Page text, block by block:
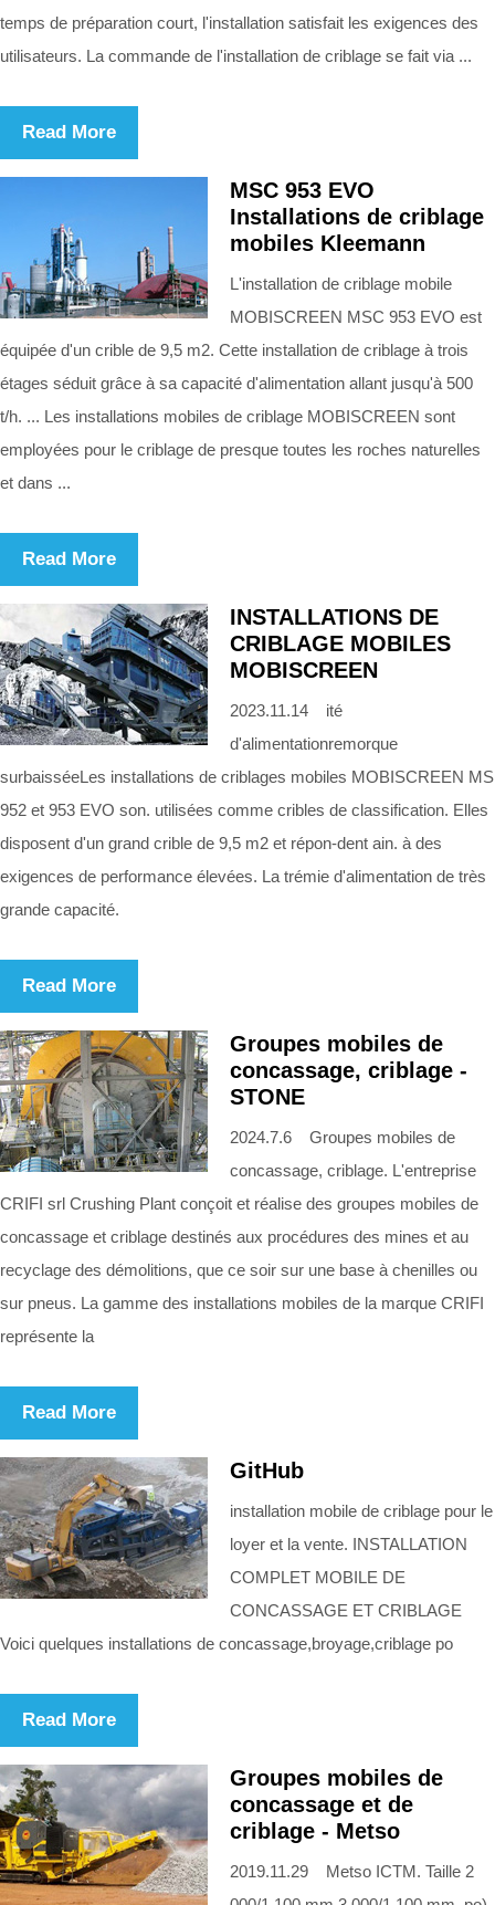
temps de préparation court, l'installation satisfait les exigences des
utilisateurs. La commande de l'installation de criblage se fait via ...
Read More
MSC 953 EVO
Installations de criblage
mobiles Kleemann
L'installation de criblage mobile
MOBISCREEN MSC 953 EVO est
équipée d'un crible de 9,5 m2. Cette installation de criblage à trois
étages séduit grâce à sa capacité d'alimentation allant jusqu'à 500
t/h. ... Les installations mobiles de criblage MOBISCREEN sont
employées pour le criblage de presque toutes les roches naturelles
et dans ...
Read More
INSTALLATIONS DE
CRIBLAGE MOBILES
MOBISCREEN
2023.11.14 ité
d'alimentationremorque
surbaisséeLes installations de criblages mobiles MOBISCREEN MS
952 et 953 EVO son. utilisées comme cribles de classification. Elles
disposent d'un grand crible de 9,5 m2 et répon-dent ain. à des
exigences de performance élevées. La trémie d'alimentation de très
grande capacité.
Read More
Groupes mobiles de
concassage, criblage -
STONE
2024.7.6 Groupes mobiles de
concassage, criblage. L'entreprise
CRIFI srl Crushing Plant conçoit et réalise des groupes mobiles de
concassage et criblage destinés aux procédures des mines et au
recyclage des démolitions, que ce soir sur une base à chenilles ou
sur pneus. La gamme des installations mobiles de la marque CRIFI
représente la
Read More
GitHub
installation mobile de criblage pour le
loyer et la vente. INSTALLATION
COMPLET MOBILE DE
CONCASSAGE ET CRIBLAGE
Voici quelques installations de concassage,broyage,criblage po
Read More
Groupes mobiles de
concassage et de
criblage - Metso
2019.11.29 Metso ICTM. Taille 2